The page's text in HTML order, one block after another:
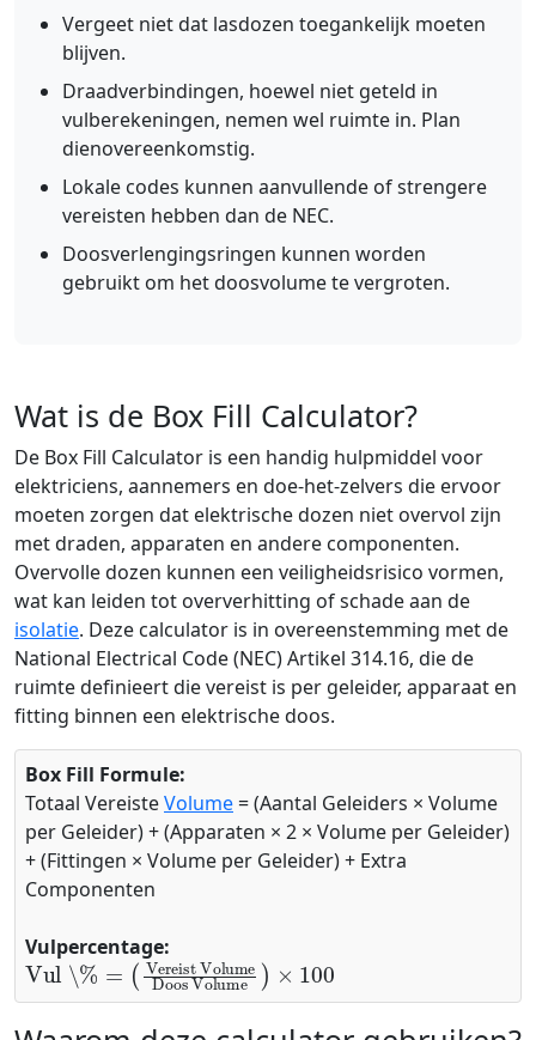
Vergeet niet dat lasdozen toegankelijk moeten
blijven.
Draadverbindingen, hoewel niet geteld in
vulberekeningen, nemen wel ruimte in. Plan
dienovereenkomstig.
Lokale codes kunnen aanvullende of strengere
vereisten hebben dan de NEC.
Doosverlengingsringen kunnen worden
gebruikt om het doosvolume te vergroten.
Wat is de Box Fill Calculator?
De Box Fill Calculator is een handig hulpmiddel voor
elektriciens, aannemers en doe-het-zelvers die ervoor
moeten zorgen dat elektrische dozen niet overvol zijn
met draden, apparaten en andere componenten.
Overvolle dozen kunnen een veiligheidsrisico vormen,
wat kan leiden tot oververhitting of schade aan de
isolatie. Deze calculator is in overeenstemming met de
National Electrical Code (NEC) Artikel 314.16, die de
ruimte definieert die vereist is per geleider, apparaat en
fitting binnen een elektrische doos.
Box Fill Formule:
Totaal VereisteVolume= (Aantal Geleiders × Volume
per Geleider) + (Apparaten × 2 × Volume per Geleider)
+ (Fittingen × Volume per Geleider) + Extra
Componenten
Vulpercentage:
Vul \%=(
Vereist VolumeDoos Volume )×